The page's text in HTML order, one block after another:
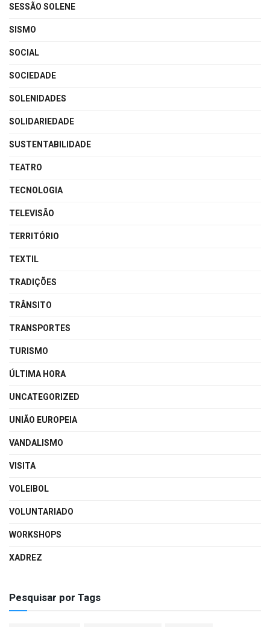
SESSÃO SOLENE
SISMO
SOCIAL
SOCIEDADE
SOLENIDADES
SOLIDARIEDADE
SUSTENTABILIDADE
TEATRO
TECNOLOGIA
TELEVISÃO
TERRITÓRIO
TEXTIL
TRADIÇÕES
TRÂNSITO
TRANSPORTES
TURISMO
ÚLTIMA HORA
UNCATEGORIZED
UNIÃO EUROPEIA
VANDALISMO
VISITA
VOLEIBOL
VOLUNTARIADO
WORKSHOPS
XADREZ
Pesquisar por Tags